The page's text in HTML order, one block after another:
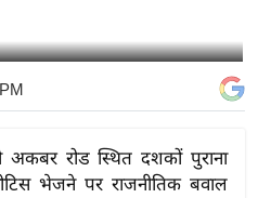
अकबर रोड स्थित दशकों पुराना
भेजने पर राजनीतिक बवाल